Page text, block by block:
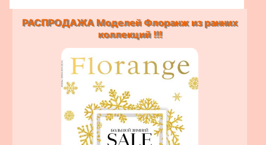
РАСПРОДАЖА Моделей Флоранж из ранних
коллекций !!!